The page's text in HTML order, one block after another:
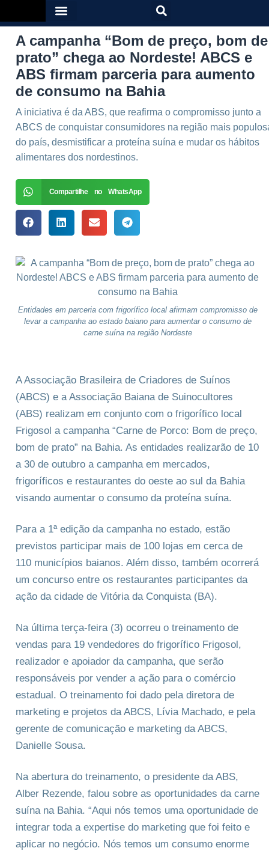
A campanha “Bom de preço, bom de
prato” chega ao Nordeste! ABCS e
ABS firmam parceria para aumento
de consumo na Bahia
A iniciativa é da ABS, que reafirma o compromisso junto a
ABCS de conquistar consumidores na região mais
do país, desmistificar a proteína suína e mudar os hábitos
alimentares dos nordestinos.
Compartilhe no WhatsApp
Entidades em parceria com frigorífico local afirmam compromisso de
levar a campanha ao estado baiano para aumentar o consumo de
carne suína na região Nordeste
A Associação Brasileira de Criadores de Suínos
(ABCS) e a Associação Baiana de Suinocultores
(ABS) realizam em conjunto com o frigorífico local
Frigosol a campanha “Carne de Porco: Bom de preço,
bom de prato” na Bahia. As entidades realizarão de 10
a 30 de outubro a campanha em mercados,
frigoríficos e restaurantes do oeste ao sul da Bahia
visando aumentar o consumo da proteína suína.
Para a 1ª edição da campanha no estado, estão
previstos participar mais de 100 lojas em cerca de
110 municípios baianos. Além disso, também ocorrerá
um concurso entre os restaurantes participantes da
ação da cidade de Vitória da Conquista (BA).
Na última terça-feira (3) ocorreu o treinamento de
vendas para 19 vendedores do frigorífico Frigosol,
realizador e apoiador da campanha, que serão
responsáveis por vender a ação para o comércio
estadual. O treinamento foi dado pela diretora de
marketing e projetos da ABCS, Lívia Machado, e pela
gerente de comunicação e marketing da ABCS,
Danielle Sousa.
Na abertura do treinamento, o presidente da ABS,
Alber Rezende, falou sobre as oportunidades da carne
suína na Bahia. “Aqui nós temos uma oportunidade de
integrar toda a expertise do marketing que foi feito e
aplicar no negócio. Nós temos um consumo enorme